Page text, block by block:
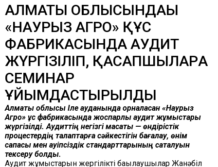
АЛМАТЫ ОБЛЫСЫНДАҒЫ
«НАУРЫЗ АГРО» ҚҰС
ФАБРИКАСЫНДА АУДИТ
ЖҮРГІЗІЛІП, ҚАСАПШЫЛАРҒА
СЕМИНАР
ҰЙЫМДАСТЫРЫЛДЫ
Алматы облысы Іле ауданында орналасқан «Наурыз
Агро» құс фабрикасында жоспарлы аудит жұмыстары
жүргізілді. Аудиттің негізгі мақсаты — өндірістік
процестердің талаптарға сәйкестігін бағалау, өнім
сапасы мен қауіпсіздік стандарттарының сақталуын
тексеру болды.
Аудит жұмыстарын жергілікті бақылаушылар Жанәбіл